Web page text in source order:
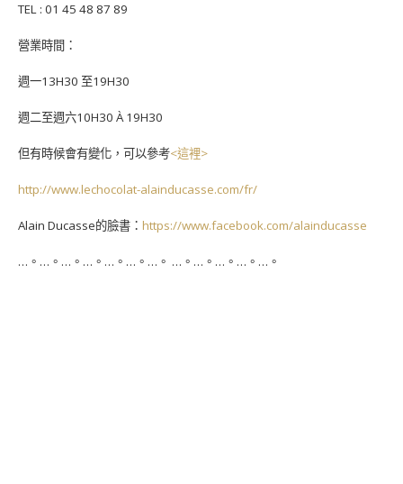
TEL : 01 45 48 87 89
營業時間：
週一13H30 至19H30
週二至週六10H30 À 19H30
但有時候會有變化，可以參考<這裡>
http://www.lechocolat-alainducasse.com/fr/
Alain Ducasse的臉書： https://www.facebook.com/alainducasse
…。…。…。…。…。…。…。 …。…。…。…。…。